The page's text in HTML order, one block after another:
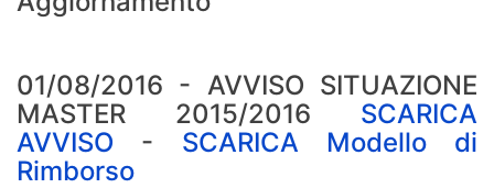
01/08/2016 - AVVISO SITUAZIONE
MASTER 2015/2016 SCARICA
AVVISO - SCARICA Modello di
Rimborso